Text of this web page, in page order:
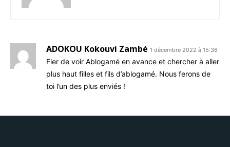
ADOKOU Kokouvi Zambé 1 décembre 2022 à 15:36
Fier de voir Ablogamé en avance et chercher à aller
plus haut filles et fils d’ablogamé. Nous ferons de
toi l’un des plus enviés !